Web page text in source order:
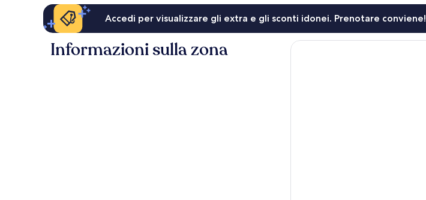
Accedi per visualizzare gli extra e gli sconti idonei. Prenotare conviene!
Informazioni sulla zona